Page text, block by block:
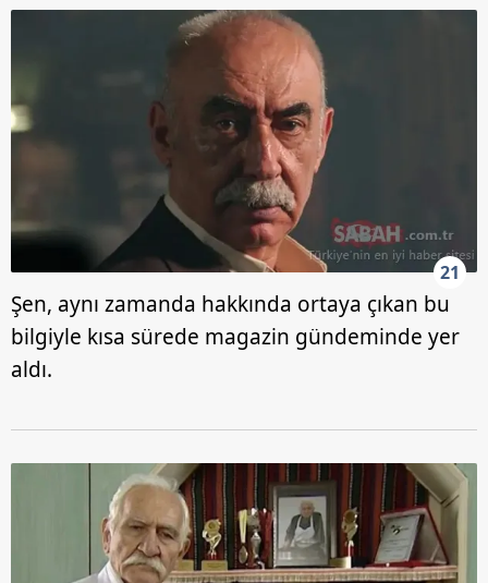
21
Şen, aynı zamanda hakkında ortaya çıkan bu
bilgiyle kısa sürede magazin gündeminde yer
aldı.